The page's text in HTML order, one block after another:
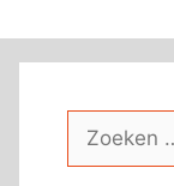
naar: